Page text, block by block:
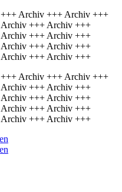
Archiv +++ Archiv +++
+++ Archiv +++
+++ Archiv +++
+++ Archiv +++
+++ Archiv +++
Archiv +++ Archiv +++
+++ Archiv +++
+++ Archiv +++
+++ Archiv +++
+++ Archiv +++